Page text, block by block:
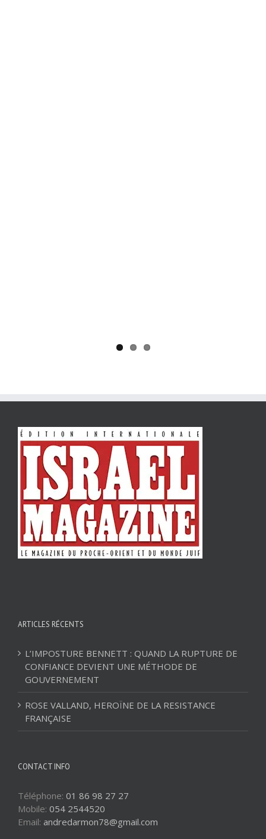
ARTICLES RÉCENTS
L’IMPOSTURE BENNETT : QUAND LA RUPTURE DE
CONFIANCE DEVIENT UNE MÉTHODE DE
GOUVERNEMENT
ROSE VALLAND, HEROÏNE DE LA RESISTANCE
FRANÇAISE
CONTACT INFO
Téléphone: 01 86 98 27 27
Mobile: 054 2544520
Email: andredarmon78@gmail.com